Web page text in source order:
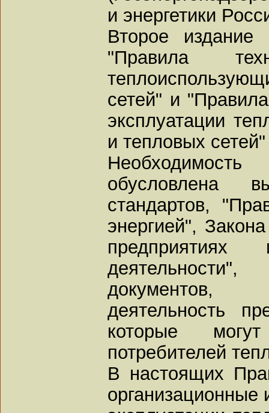
и энергетики
Второе
"Правила
сетей" и
эксплуатации
и тепловых
обусловлена
стандартов,
энергией",
предприятиях
деятельность
которые
потребителей
В настоящих
организационные